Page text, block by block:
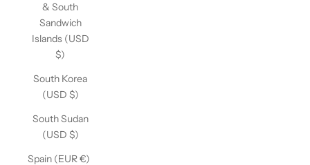
& South
Sandwich
Islands (USD
$)
South Korea
(USD $)
South Sudan
(USD $)
Spain (EUR €)